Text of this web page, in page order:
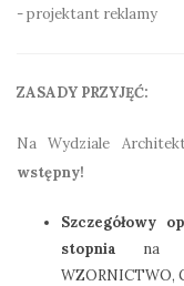
- projektant reklamy
ZASADY PRZYJĘĆ:
Na Wydziale
wstępny!
Szczegółowy
stopnia na
WZORNICTWO,